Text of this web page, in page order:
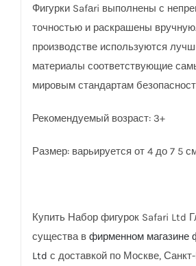
Фигурки Safаri выполнены с
точностью и раскрашены
производстве используются
материалы соответствующие
мировым стандартам
Рекомендуемый возраст: 3+
Размер: варьируется от 4 до 7 5
Купить Набор фигурок Safari Ltd
существа в фирменном магазине
Ltd с доставкой по Москве,